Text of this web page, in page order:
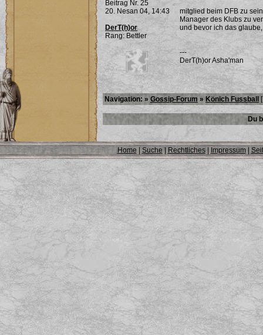
Beitrag Nr. 25
20. Nesan 04, 14:43
DerT(h)or
Rang: Bettler
mitglied beim DFB zu
Manager des Klubs zu
und bevor ich das
---
DerT(h)or Asha'man
Navigation: » Gossip-Forum » Könich Fussball
Du
Home| Suche | Rechtliches| Impressum|